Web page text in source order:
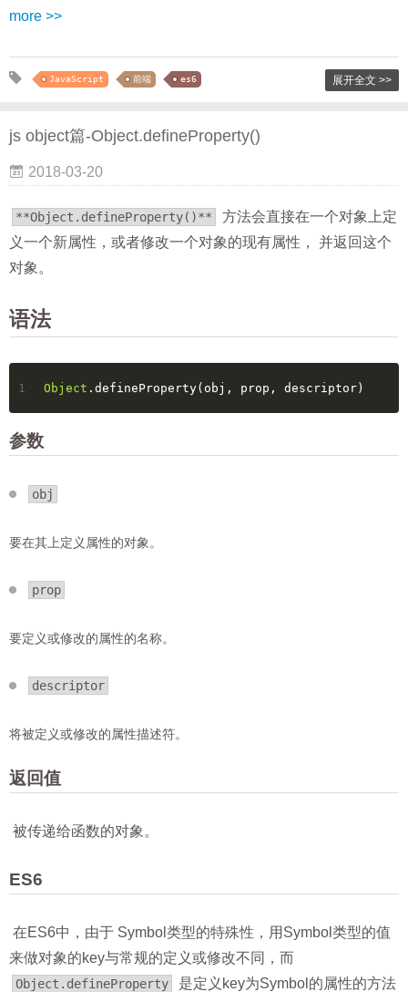
more >>
JavaScript 前端 es6 展开全文 >>
js object篇-Object.defineProperty()
2018-03-20
**Object.defineProperty()**
方法会直接在一个对象上定
义一个新属性，或者修改一个对象的现有属性， 并返回这个
对象。
语法
1 Object .defineProperty(obj, prop, descriptor)
参数
obj
要在其上定义属性的对象。
prop
要定义或修改的属性的名称。
descriptor
将被定义或修改的属性描述符。
返回值
​ 被传递给函数的对象。
ES6
​ 在ES6中，由于 Symbol类型的特殊性，用Symbol类型的值
来做对象的key与常规的定义或修改不同，而
Object.defineProperty
是定义key为Symbol的属性的方法